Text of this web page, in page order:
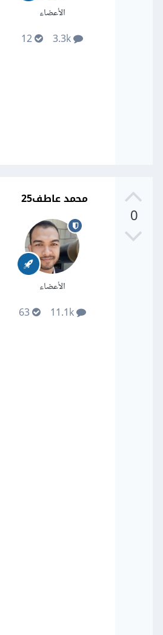
الأعضاء
0
محمد عاطف25
الأعضاء
11.1k
63